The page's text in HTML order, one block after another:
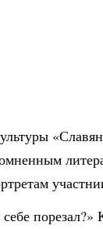
порезал?»